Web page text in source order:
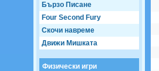
Бързо Писане
Four Second Fury
Скочи навреме
Движи Мишката
Физически игри